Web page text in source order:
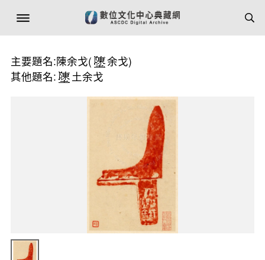
主要題名:陳余戈(
余戈)
其他題名:
土余戈